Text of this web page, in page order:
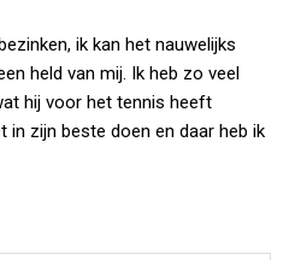
ik kan het nauwelijks
held van mij. Ik heb zo veel
hij voor het tennis heeft
in zijn beste doen en daar heb ik